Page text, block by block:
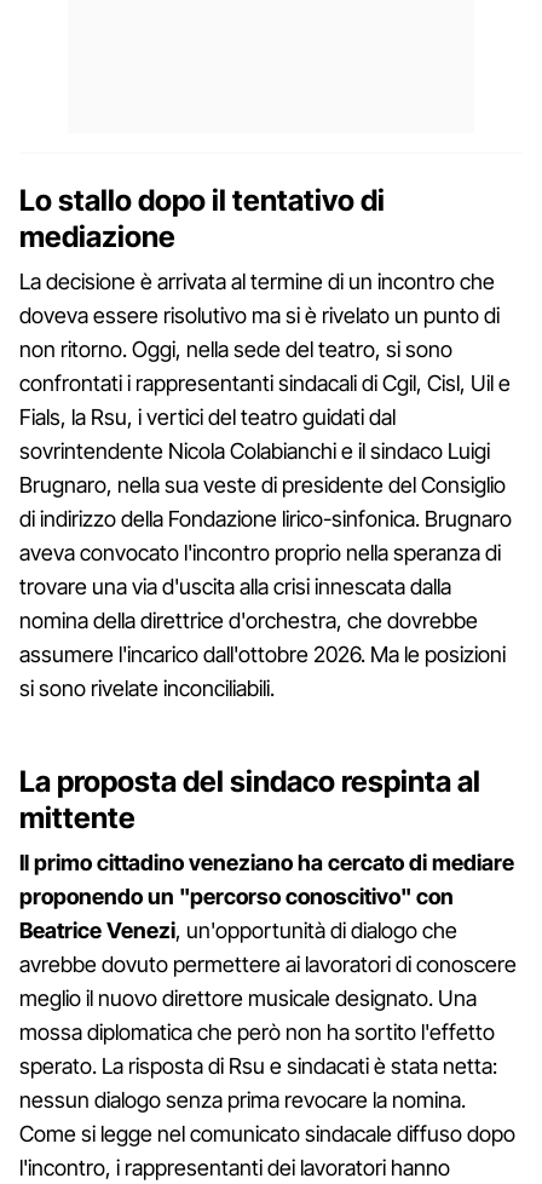
Lo stallo dopo il tentativo di
mediazione
La decisione è arrivata al termine di un incontro che
doveva essere risolutivo ma si è rivelato un punto di
non ritorno. Oggi, nella sede del teatro, si sono
confrontati i rappresentanti sindacali di Cgil, Cisl, Uil e
Fials, la Rsu, i vertici del teatro guidati dal
sovrintendente Nicola Colabianchi e il sindaco Luigi
Brugnaro, nella sua veste di presidente del Consiglio
di indirizzo della Fondazione lirico-sinfonica. Brugnaro
aveva convocato l'incontro proprio nella speranza di
trovare una via d'uscita alla crisi innescata dalla
nomina della direttrice d'orchestra, che dovrebbe
assumere l'incarico dall'ottobre 2026. Ma le posizioni
si sono rivelate inconciliabili.
La proposta del sindaco respinta al
mittente
Il primo cittadino veneziano ha cercato di mediare
proponendo un "percorso conoscitivo" con
Beatrice Venezi, un'opportunità di dialogo che
avrebbe dovuto permettere ai lavoratori di conoscere
meglio il nuovo direttore musicale designato. Una
mossa diplomatica che però non ha sortito l'effetto
sperato. La risposta di Rsu e sindacati è stata netta:
nessun dialogo senza prima revocare la nomina.
Come si legge nel comunicato sindacale diffuso dopo
l'incontro, i rappresentanti dei lavoratori hanno